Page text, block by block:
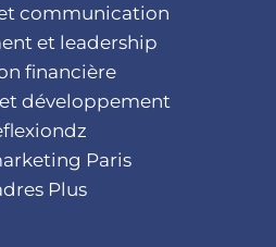
communication
et leadership
financière
développement
Paris
Plus